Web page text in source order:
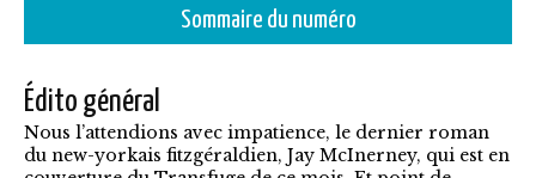
7,90€
variations.
Les
Sommaire du numéro
Édito général
Nous l’attendions avec impatience, le dernier roman
du new-yorkais fitzgéraldien, Jay McInerney, qui est en